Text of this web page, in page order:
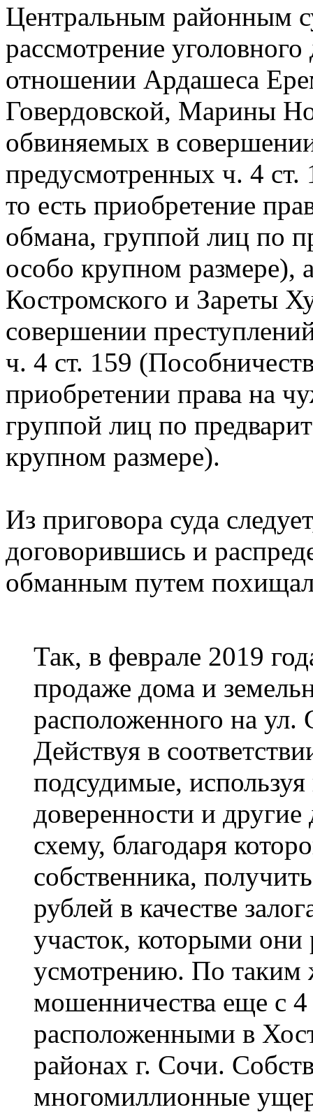
Центральным районным
рассмотрение
отношении Ардашеса
Говердовской, Марины
обвиняемых в
предусмотренных ч. 4
то есть приобретение
обмана, группой лиц по
особо крупном размере),
Костромского и Зареты
совершении
ч. 4 ст. 159
приобретении права на
группой лиц по
крупном размере).
Из приговора суда
договорившись и
обманным путем
Так, в феврале 2019
продаже дома и
расположенного на ул.
Действуя в
подсудимые,
доверенности и
схему, благодаря
собственника,
рублей в качестве
участок, которыми они
усмотрению. По таким
мошенничества еще с
расположенными в
районах г. Сочи.
многомиллионные